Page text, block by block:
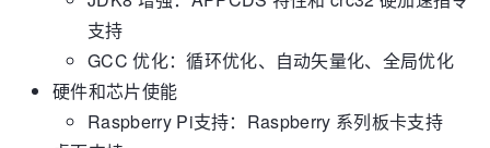
支持
GCC 优化：循环优化、自动矢量化、全局优化
硬件和芯片使能
Raspberry Pi支持：Raspberry 系列板卡支持